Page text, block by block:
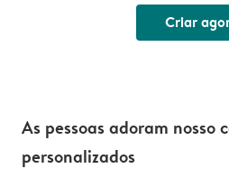
Criar
As pessoas adoram nosso
personalizados